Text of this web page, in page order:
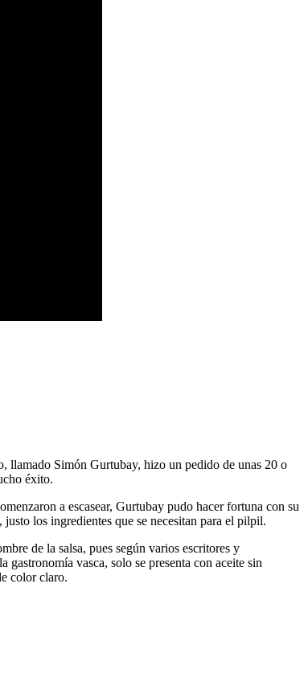
llamado Simón Gurtubay, hizo un pedido de unas 20 o
éxito.
a escasear, Gurtubay pudo hacer fortuna con su
los ingredientes que se necesitan para el pilpil.
de la salsa, pues según varios escritores y
vasca, solo se presenta con aceite sin
color claro.